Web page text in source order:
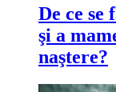
De ce
şi a
naştere?